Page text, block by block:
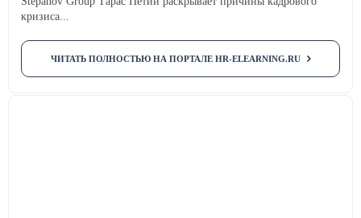
кризиса...
ЧИТАТЬ ПОЛНОСТЬЮ НА ПОРТАЛЕ HR-ELEARNING.RU